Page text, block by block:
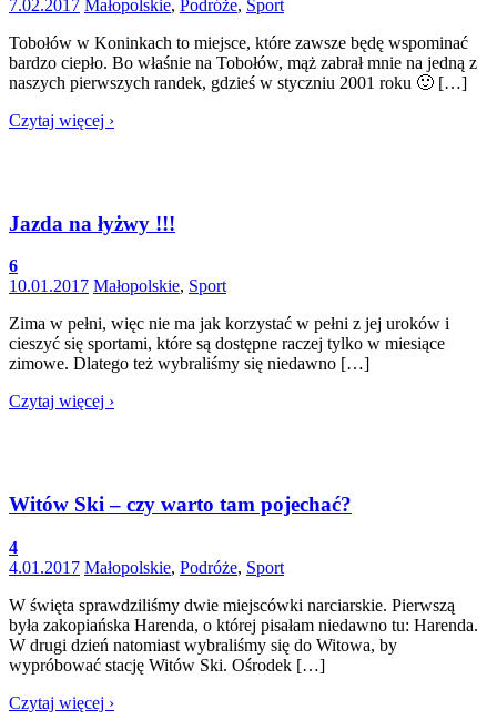
7.02.2017 Małopolskie, Podróże, Sport
Tobołów w Koninkach to miejsce, które zawsze będę wspominać
bardzo ciepło. Bo właśnie na Tobołów, mąż zabrał mnie na jedną z
naszych pierwszych randek, gdzieś w styczniu 2001 roku 🙂 […]
Czytaj więcej ›
Jazda na łyżwy !!!
6
10.01.2017 Małopolskie, Sport
Zima w pełni, więc nie ma jak korzystać w pełni z jej uroków i
cieszyć się sportami, które są dostępne raczej tylko w miesiące
zimowe. Dlatego też wybraliśmy się niedawno […]
Czytaj więcej ›
Witów Ski – czy warto tam pojechać?
4
4.01.2017 Małopolskie, Podróże, Sport
W święta sprawdziliśmy dwie miejscówki narciarskie. Pierwszą
była zakopiańska Harenda, o której pisałam niedawno tu: Harenda.
W drugi dzień natomiast wybraliśmy się do Witowa, by
wypróbować stację Witów Ski. Ośrodek […]
Czytaj więcej ›